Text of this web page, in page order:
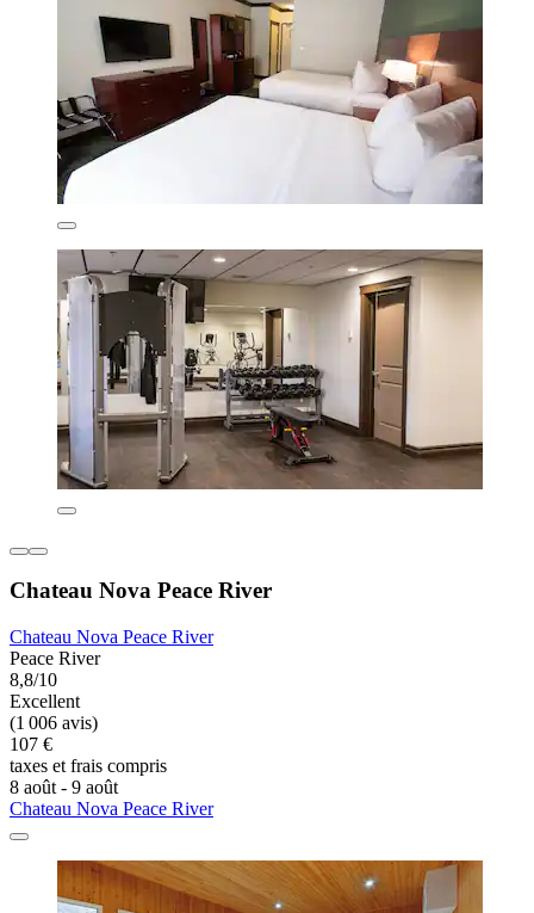
Chateau Nova Peace River
Chateau Nova Peace River
Peace River
8,8/10
Excellent
(1 006 avis)
107 €
taxes et frais compris
8 août - 9 août
Chateau Nova Peace River